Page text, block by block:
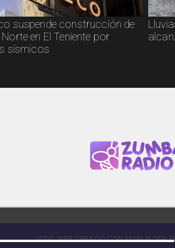
suspende construcción de
en El Teniente por
sísmicos
SITIO WEB CREADO CON MSBUILDER